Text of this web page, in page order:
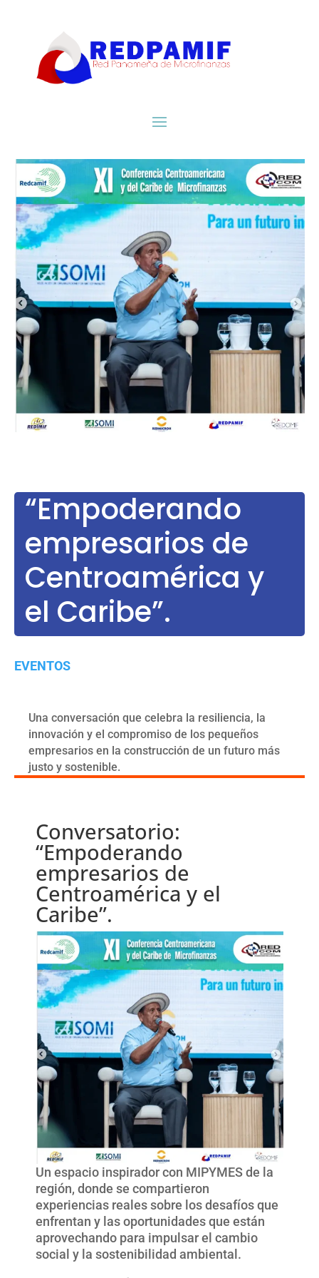
“Empoderando
empresarios de
Centroamérica y
el Caribe”.
EVENTOS
Una conversación que celebra la resiliencia, la
innovación y el compromiso de los pequeños
empresarios en la construcción de un futuro más
justo y sostenible.
Conversatorio:
“Empoderando
empresarios de
Centroamérica y el
Caribe”.
Un espacio inspirador con MIPYMES de la
región, donde se compartieron
experiencias reales sobre los desafíos que
enfrentan y las oportunidades que están
aprovechando para impulsar el cambio
social y la sostenibilidad ambiental.